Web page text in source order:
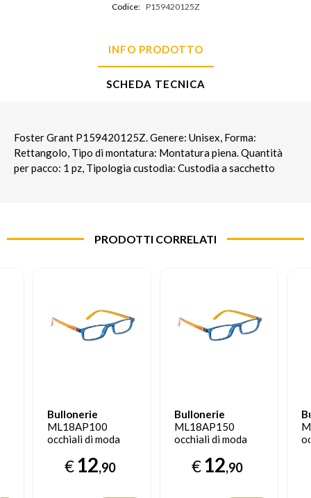
Codice: P159420125Z
INFO PRODOTTO
SCHEDA TECNICA
Foster Grant P159420125Z. Genere: Unisex, Forma:
Rettangolo, Tipo di montatura: Montatura piena. Quantità
per pacco: 1 pz, Tipologia custodia: Custodia a sacchetto
PRODOTTI CORRELATI
Bullonerie
ML18AP100
occhiali di moda
Montatura piena
€12,90
Bullonerie
ML18AP150
occhiali di moda
Montatura piena
€12,90